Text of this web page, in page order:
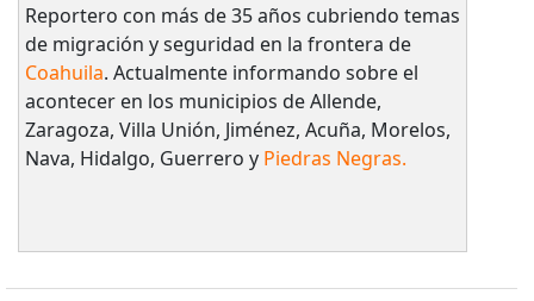
Reportero con más de 35 años cubriendo temas
de migración y seguridad en la frontera de
Coahuila. Actualmente informando sobre el
acontecer en los municipios de Allende,
Zaragoza, Villa Unión, Jiménez, Acuña, Morelos,
Nava, Hidalgo, Guerrero y Piedras Negras.